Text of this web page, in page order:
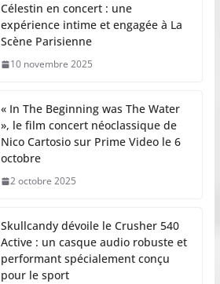
Célestin en concert : une
expérience intime et engagée à La
Scène Parisienne
10 novembre 2025
« In The Beginning was The Water
», le film concert néoclassique de
Nico Cartosio sur Prime Video le 6
octobre
2 octobre 2025
Skullcandy dévoile le Crusher 540
Active : un casque audio robuste et
performant spécialement conçu
pour le sport